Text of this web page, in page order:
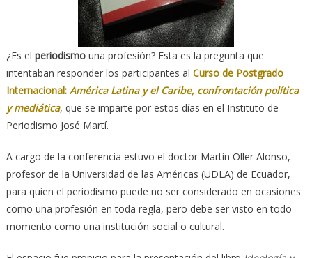
¿Es el periodismouna profesión? Esta es la pregunta que
intentaban responder los participantes al Curso de Postgrado
Internacional: América Latina y el Caribe, confrontación política
y mediática, que se imparte por estos días en el Instituto de
Periodismo José Martí.
A cargo de la conferencia estuvo el doctor Martín Oller Alonso,
profesor de la Universidad de las Américas (UDLA) de Ecuador,
para quien el periodismo puede no ser considerado en ocasiones
como una profesión en toda regla, pero debe ser visto en todo
momento como una institución social o cultural.